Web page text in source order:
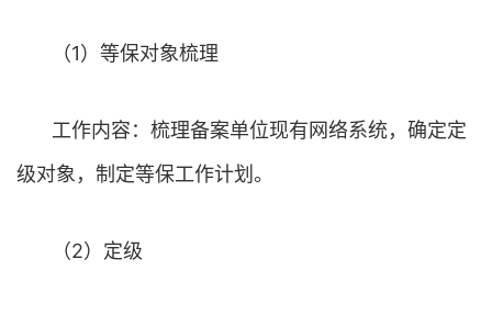
（1）等保对象梳理
工作内容：梳理备案单位现有网络系统，确定定
级对象，制定等保工作计划。
（2）定级